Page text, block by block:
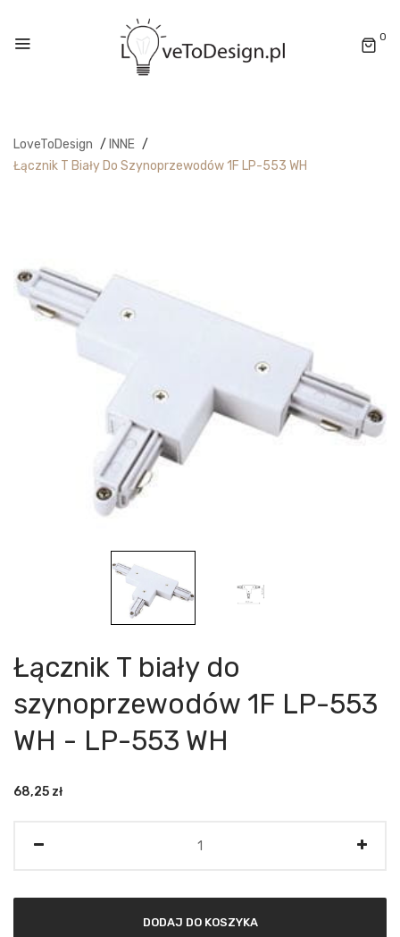
0
LoveToDesign / INNE /
Łącznik T Biały Do Szynoprzewodów 1F LP-553 WH
Łącznik T biały do
szynoprzewodów 1F LP-553
WH - LP-553 WH
68,25 zł
DODAJ DO KOSZYKA